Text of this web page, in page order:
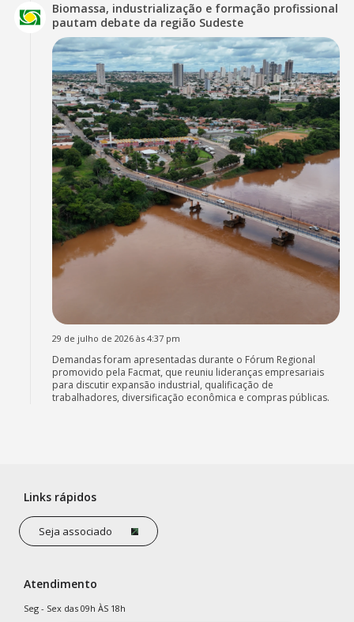
Biomassa, industrialização e formação profissional
pautam debate da região Sudeste
29 de julho de 2026 às 4:37 pm
Demandas foram apresentadas durante o Fórum Regional
promovido pela Facmat, que reuniu lideranças empresariais
para discutir expansão industrial, qualificação de
trabalhadores, diversificação econômica e compras públicas.
Links rápidos
Seja associado
Atendimento
Seg - Sex das 09h ÀS 18h